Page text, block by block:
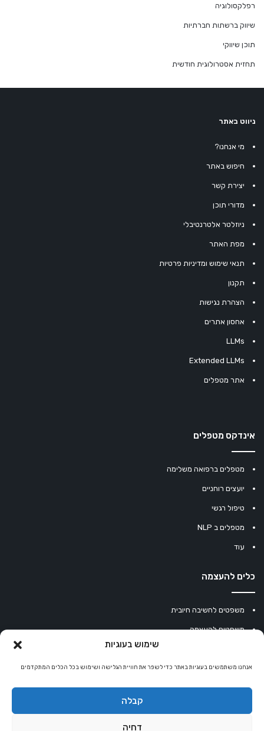
שימוש בעוגיות
אנחנו משתמשים בעוגיות באתר כדי לשפר את חוויית הגלישה ושימוש בכל הכלים המתקדמים
קבלה
דחיה
רפלקסולוגיה
שיווק ברשתות חברתיות
תוכן שיווקי
תחזית אסטרולוגית חודשית
ניווט באתר
מי אנחנו?
חיפוש באתר
יצירת קשר
מדורי תוכן
ניוזלטר אלטרנטיבלי
מפת האתר
תנאי שימוש ומדיניות פרטיות
תקנון
הצהרת נגישות
אחסון אתרים
LLMs
Extended LLMs
אתר מטפלים
אינדקס מטפלים
מטפלים ברפואה משלימה
יועצים רוחניים
טיפול רגשי
מטפלים ב NLP
עוד
כלים להעצמה
משפטים לחשיבה חיובית
משפטים להעצמה
מחשבון נומרולוגיה
קריסטלים למזלות